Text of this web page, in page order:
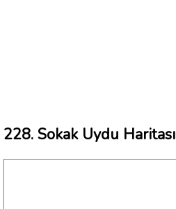
228. Sokak Uydu Haritası